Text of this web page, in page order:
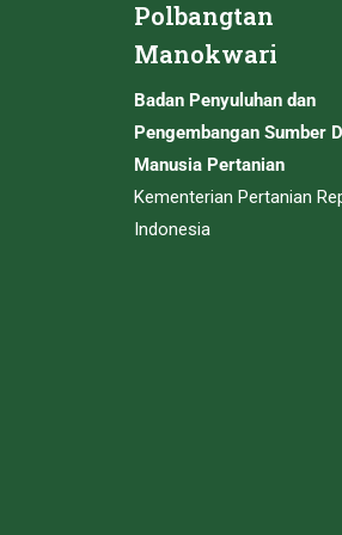
Polbangtan
Manokwari
Badan Penyuluhan dan
Pengembangan Sumber
Manusia Pertanian
Kementerian Pertanian
Indonesia